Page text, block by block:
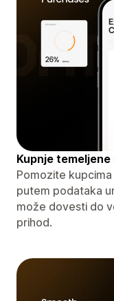
Kupnje
Pomozite
putem podataka
može dovesti do
prihod.